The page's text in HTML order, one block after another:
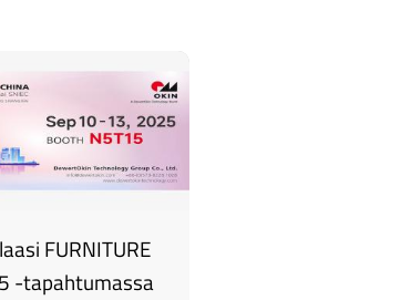
FURNITURE
-tapahtumassa